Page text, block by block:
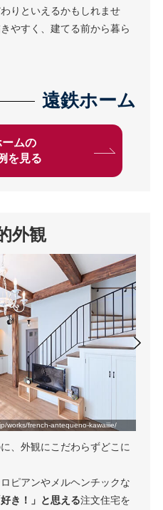
りといえるかもしれませ
やすく、建てる前から暮ら
遠鉄ホーム
ムの
を見る
外観
works/french-antequeno-kawaiiie/
、外観にこだわらずどこに
ピアンやメルヘンチックな
き！」と思える注文住宅を